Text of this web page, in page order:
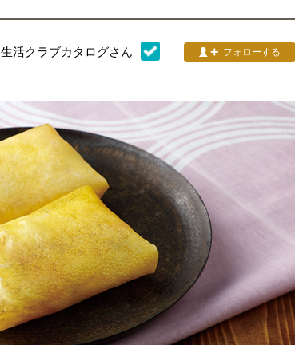
生活クラブカタログさん フォローする